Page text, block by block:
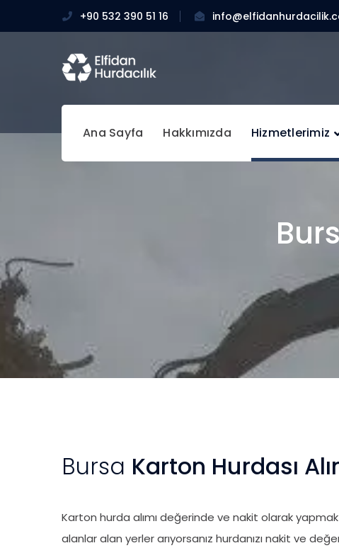
+90 532 390 51 16
Ana Sayfa Hakkımızda Hizmetlerimiz
Bursa Karton Hurdası
Karton hurda alımı değerinde ve nakit olarak
alanlar alan yerler arıyorsanız hurdanızı nakit ve